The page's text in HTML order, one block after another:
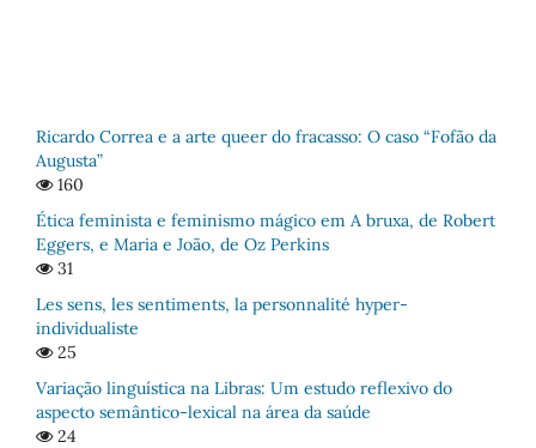
Ricardo Correa e a arte queer do fracasso: O caso “Fofão da
Augusta”
160
Ética feminista e feminismo mágico em A bruxa, de Robert
Eggers, e Maria e João, de Oz Perkins
31
Les sens, les sentiments, la personnalité hyper-
individualiste
25
Variação linguística na Libras: Um estudo reflexivo do
aspecto semântico-lexical na área da saúde
24